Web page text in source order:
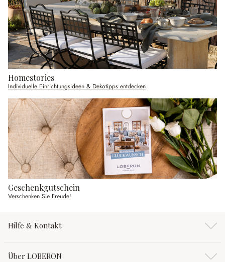
Homestories
Individuelle Einrichtungsideen & Dekotipps entdecken
Geschenkgutschein
Verschenken Sie Freude!
Hilfe & Kontakt
Über LOBERON